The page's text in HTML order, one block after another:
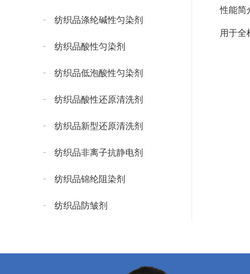
纺织品涤纶碱性匀染剂
纺织品酸性匀染剂
纺织品低泡酸性匀染剂
纺织品酸性还原清洗剂
纺织品新型还原清洗剂
纺织品非离子抗静电剂
纺织品锦纶阻染剂
纺织品防皱剂
性能简
用于全